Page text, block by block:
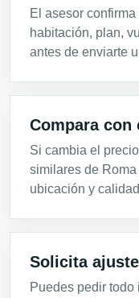
El asesor
habitación, plan,
antes de enviarte
Compara con
Si cambia el
similares de
ubicación y
Solicita ajuste
Puedes pedir